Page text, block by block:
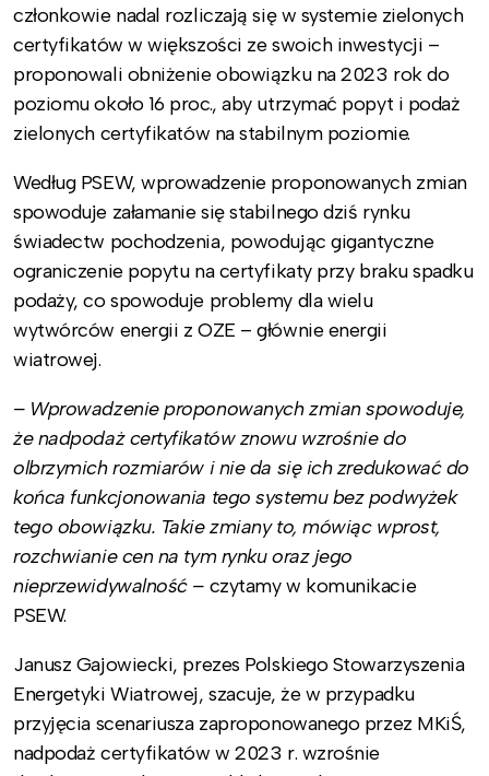
członkowie nadal rozliczają się w systemie zielonych
certyfikatów w większości ze swoich inwestycji –
proponowali obniżenie obowiązku na 2023 rok do
poziomu około 16 proc., aby utrzymać popyt i podaż
zielonych certyfikatów na stabilnym poziomie.
Według PSEW, wprowadzenie proponowanych zmian
spowoduje załamanie się stabilnego dziś rynku
świadectw pochodzenia, powodując gigantyczne
ograniczenie popytu na certyfikaty przy braku spadku
podaży, co spowoduje problemy dla wielu
wytwórców energii z OZE – głównie energii
wiatrowej.
– Wprowadzenie proponowanych zmian spowoduje,
że nadpodaż certyfikatów znowu wzrośnie do
olbrzymich rozmiarów i nie da się ich zredukować do
końca funkcjonowania tego systemu bez podwyżek
tego obowiązku. Takie zmiany to, mówiąc wprost,
rozchwianie cen na tym rynku oraz jego
nieprzewidywalność – czytamy w komunikacie
PSEW.
Janusz Gajowiecki, prezes Polskiego Stowarzyszenia
Energetyki Wiatrowej, szacuje, że w przypadku
przyjęcia scenariusza zaproponowanego przez MKiŚ,
nadpodaż certyfikatów w 2023 r. wzrośnie